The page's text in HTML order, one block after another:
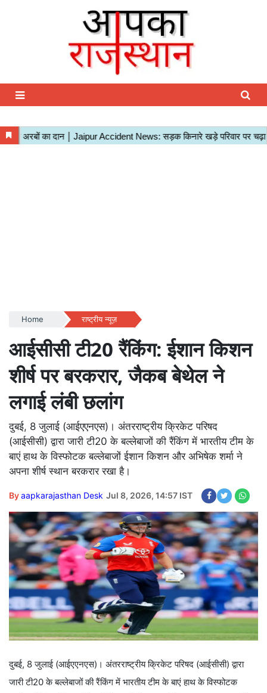
Home राष्ट्रीय न्यूज़
आईसीसी टी20 रैंकिंग: ईशान किशन
शीर्ष पर बरकरार, जैकब बेथेल ने
लगाई लंबी छलांग
दुबई, 8 जुलाई (आईएएनएस)। अंतरराष्ट्रीय क्रिकेट परिषद
(आईसीसी) द्वारा जारी टी20 के बल्लेबाजों की रैंकिंग में भारतीय टीम के
बाएं हाथ के विस्फोटक बल्लेबाजों ईशान किशन और अभिषेक शर्मा ने
अपना शीर्ष स्थान बरकरार रखा है।
Byaapkarajasthan Desk Jul 8, 2026, 14:57 IST
दुबई, 8 जुलाई (आईएएनएस)। अंतरराष्ट्रीय क्रिकेट परिषद (आईसीसी) द्वारा
जारी टी20 के बल्लेबाजों की रैंकिंग में भारतीय टीम के बाएं हाथ के विस्फोटक